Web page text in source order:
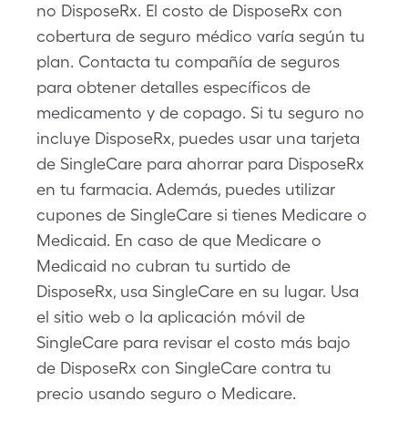
no DisposeRx. El costo de DisposeRx con
cobertura de seguro médico varía según tu
plan. Contacta tu compañía de seguros
para obtener detalles específicos de
medicamento y de copago. Si tu seguro no
incluye DisposeRx, puedes usar una tarjeta
de SingleCare para ahorrar para DisposeRx
en tu farmacia. Además, puedes utilizar
cupones de SingleCare si tienes Medicare o
Medicaid. En caso de que Medicare o
Medicaid no cubran tu surtido de
DisposeRx, usa SingleCare en su lugar. Usa
el sitio web o la aplicación móvil de
SingleCare para revisar el costo más bajo
de DisposeRx con SingleCare contra tu
precio usando seguro o Medicare.